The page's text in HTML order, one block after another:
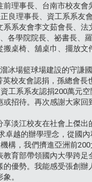
理事長、台南市校友
良理事長、資工系系友
系友會李文茹會長、
學院院長、祕書長、
桌椅、舖桌巾、擺放文
冰場籃球場建設的守謙
校友會認捐，孫總會長
工系系友認捐200萬元
招待。再次感謝大家回
淡江校友在社會上傑
越的辦學理念，從國
構，我們擠進亞洲前200
育部帶領國內大學跨足
優勢。我能感受張創
。